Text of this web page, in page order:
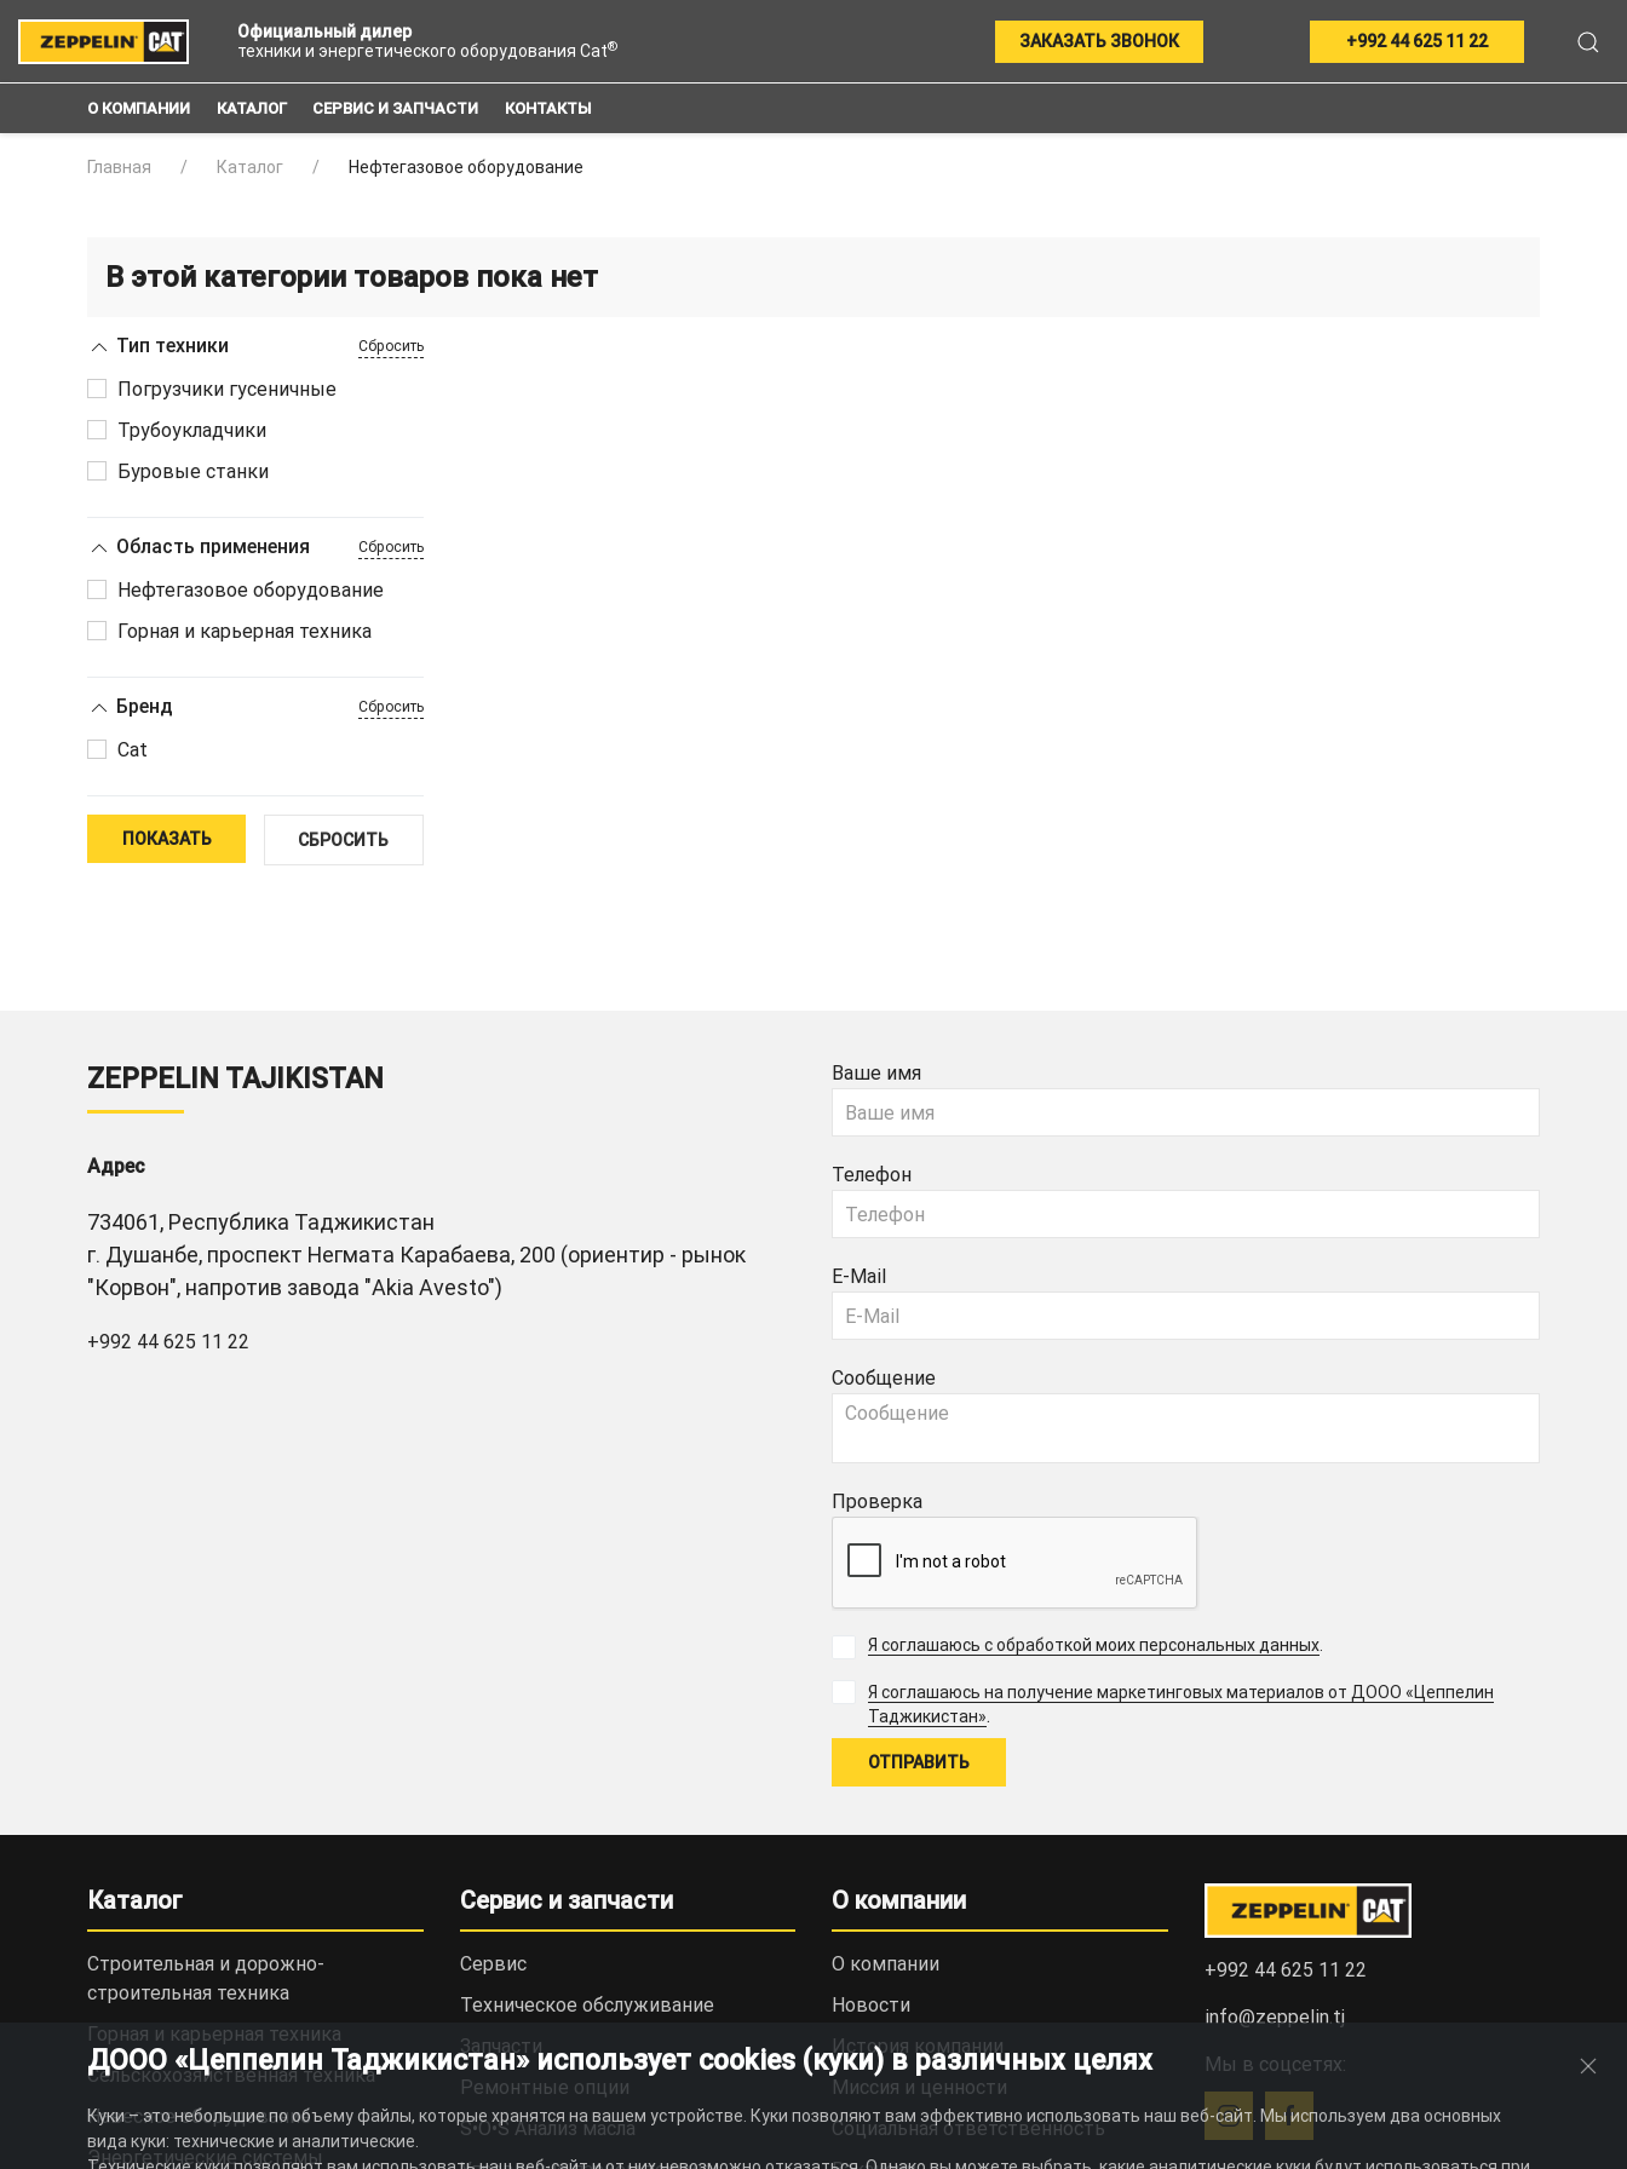
Официальный дилер
техники и энергетического оборудования Cat® ЗАКАЗАТЬ ЗВОНОК +992 44 625 11 22
О КОМПАНИИ КАТАЛОГ СЕРВИС И ЗАПЧАСТИ КОНТАКТЫ
Главная Каталог Нефтегазовое оборудование
В этой категории товаров пока нет
Тип техники Сбросить
Погрузчики гусеничные
Трубоукладчики
Буровые станки
Область применения Сбросить
Нефтегазовое оборудование
Горная и карьерная техника
Бренд Сбросить
Cat
ПОКАЗАТЬ СБРОСИТЬ
ZEPPELIN TAJIKISTAN
Адрес
734061, Республика Таджикистан
г. Душанбе, проспект Негмата Карабаева, 200 (ориентир - рынок
"Корвон", напротив завода "Akia Avesto")
+992 44 625 11 22
Ваше имя
Телефон
E-Mail
Сообщение
Проверка
Я соглашаюсь с обработкой моих персональных данных
Я соглашаюсь на получение маркетинговых материалов от ДООО «Цеппелин
Таджикистан».
Каталог
Строительная и дорожно-
cтроительная техника
Горная и карьерная техника
Сельскохозяйственная техника
Навесное оборудование
Энергетические системы
Сервис и запчасти
Сервис
Техническое обслуживание
Запчасти
Ремонтные опции
S•O•S Анализ масла
О компании
О компании
Новости
История компании
Миссия и ценности
Социальная ответственность
+992 44 625 11 22
info@zeppelin.tj
Мы в соцсетях:
ДООО «Цеппелин Таджикистан» использует cookies (куки) в различных целях
Куки – это небольшие по объему файлы, которые хранятся на вашем устройстве. Куки позволяют вам эффективно использовать наш веб-сайт. Мы используем два основных
вида куки: технические и аналитические.